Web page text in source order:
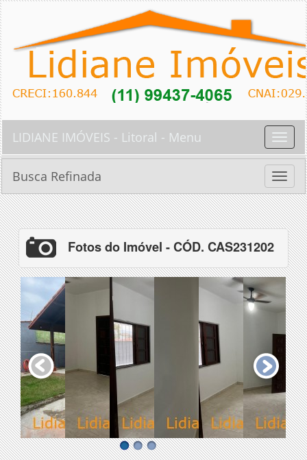
Toggle
LIDIANE IMÓVEIS - Litoral - Menu
Toggle
Busca Refinada
Fotos do Imóvel - CÓD. CAS231202